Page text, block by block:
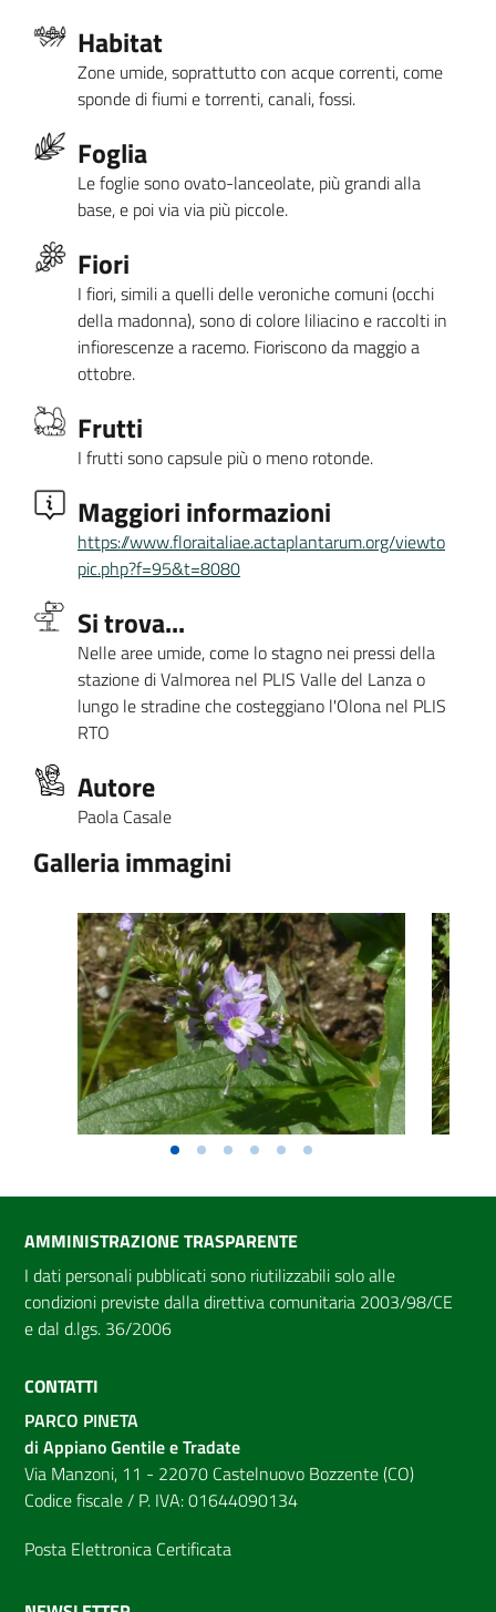
Habitat
Zone umide, soprattutto con acque correnti, come
sponde di fiumi e torrenti, canali, fossi.
Foglia
Le foglie sono ovato-lanceolate, più grandi alla
base, e poi via via più piccole.
Fiori
I fiori, simili a quelli delle veroniche comuni (occhi
della madonna), sono di colore liliacino e raccolti in
infiorescenze a racemo. Fioriscono da maggio a
ottobre.
Frutti
I frutti sono capsule più o meno rotonde.
Maggiori informazioni
https://www.floraitaliae.actaplantarum.org/viewto
pic.php?f=95&t=8080
Si trova...
Nelle aree umide, come lo stagno nei pressi della
stazione di Valmorea nel PLIS Valle del Lanza o
lungo le stradine che costeggiano l'Olona nel PLIS
RTO
Autore
Paola Casale
Galleria immagini
AMMINISTRAZIONE TRASPARENTE
I dati personali pubblicati sono riutilizzabili solo alle
condizioni previste dalla direttiva comunitaria 2003/98/CE
e dal d.lgs. 36/2006
CONTATTI
PARCO PINETA
di Appiano Gentile e Tradate
Via Manzoni, 11 - 22070 Castelnuovo Bozzente (CO)
Codice fiscale / P. IVA: 01644090134
Posta Elettronica Certificata